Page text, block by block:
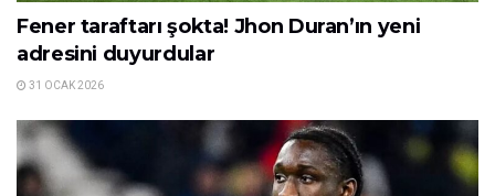
Fener taraftarı şokta! Jhon Duran’ın yeni
adresini duyurdular
31 OCAK 2026